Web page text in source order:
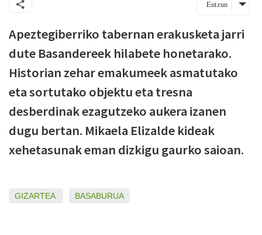
Entzun
Apeztegiberriko tabernan erakusketa jarri
dute Basandereek hilabete honetarako.
Historian zehar emakumeek asmatutako
eta sortutako objektu eta tresna
desberdinak ezagutzeko aukera izanen
dugu bertan. Mikaela Elizalde kideak
xehetasunak eman dizkigu gaurko saioan.
GIZARTEA BASABURUA